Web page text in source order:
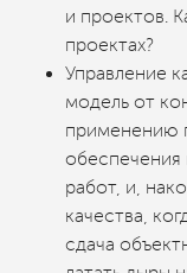
и проектов.
проектах?
Управление
модель от
применению
обеспечения
работ, и,
качества,
сдача